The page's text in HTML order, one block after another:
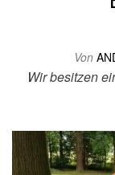
Von
Wir besitzen